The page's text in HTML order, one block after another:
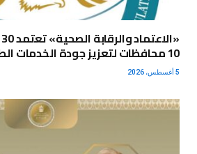
10 محافظات لتعزيز جودة الخدمات الطبية
5 أغسطس، 2026